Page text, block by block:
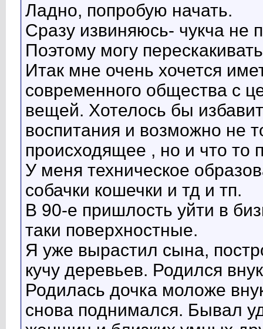
Ладно, попробую начать.
Сразу извиняюсь- чукча не
Поэтому могу
Итак мне очень хочется
современного общества с
вещей. Хотелось бы
воспитания и возможно не
происходящее , но и что то
У меня техническое
собачки кошечки и тд и тп.
В 90-е пришлость уйти в
таки поверхностные.
Я уже вырастил сына,
кучу деревьев. Родился
Родилась дочка моложе
снова поднимался. Бывал